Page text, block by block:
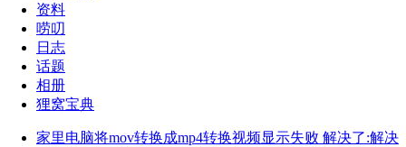
资料
唠叨
日志
话题
相册
狸窝宝典
家里电脑将mov转换成mp4转换视频显示失败 解决了:解决